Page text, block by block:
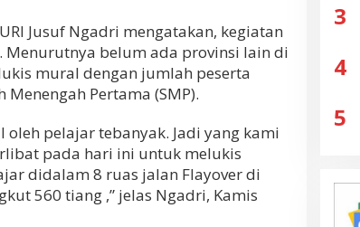
Jusuf Ngadri mengatakan, kegiatan
belum ada provinsi lain di
mural dengan jumlah peserta
Pertama (SMP).
pelajar tebanyak. Jadi yang kami
pada hari ini untuk melukis
didalam 8 ruas jalan Flayover di
560 tiang ,” jelas Ngadri, Kamis
3
4
5